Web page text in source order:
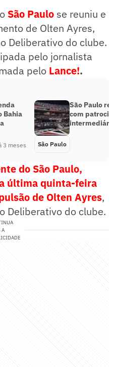
defesa de Olten pela
jornalista!
São Paulo se reuniu e
de Olten Ayres,
Deliberativo do clube.
pelo jornalista
pelo Lance!.
Bahia
3 meses
São Paulo
com
São Paulo
do São Paulo,
última quinta-feira
de Olten Ayres,
Deliberativo do clube.
A